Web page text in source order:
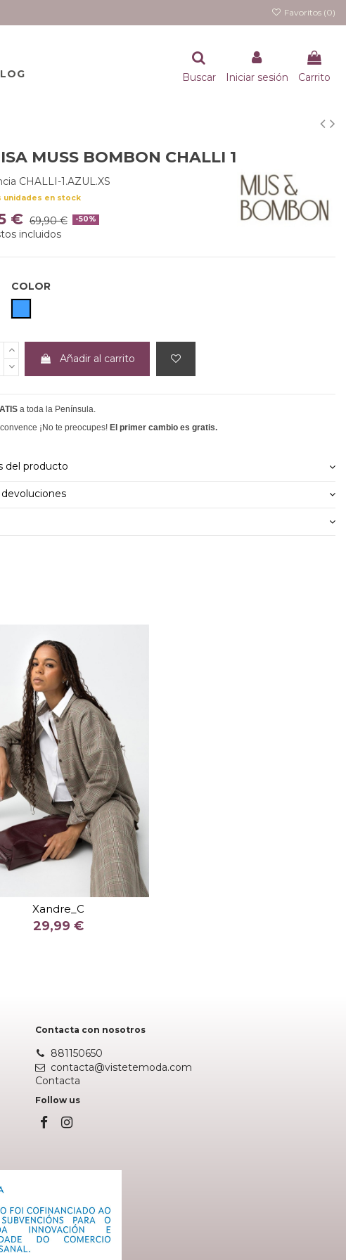
Favoritos (0)
Buscar Iniciar sesión Carrito
MUSS BOMBON CHALLI 1
CHALLI-1.AZUL.XS
unidades en stock
€ 69,90 € -50%
incluidos
COLOR
Añadir al carrito
a toda la Península.
¡No te preocupes! El primer cambio es gratis.
del producto
Xandre_C
29,99 €
COLOR
Contacta con nosotros
881150650
contacta@vistetemoda.com
Contacta
Follow us